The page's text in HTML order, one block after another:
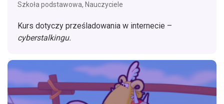
Szkoła podstawowa, Nauczyciele
Kurs dotyczy prześladowania w internecie –
cyberstalkingu.